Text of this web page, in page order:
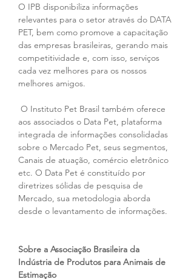
O IPB disponibiliza informações
relevantes para o setor através do DATA
PET, bem como promove a capacitação
das empresas brasileiras, gerando mais
competitividade e, com isso, serviços
cada vez melhores para os nossos
melhores amigos.
aos associados o Data Pet, plataforma
integrada de informações consolidadas
sobre o Mercado Pet, seus segmentos,
Canais de atuação, comércio eletrônico
etc. O Data Pet é constituído por
diretrizes sólidas de pesquisa de
Mercado, sua metodologia aborda
desde o levantamento de informações.
Sobre a Associação Brasileira da
Indústria de Produtos para Animais de
Estimação